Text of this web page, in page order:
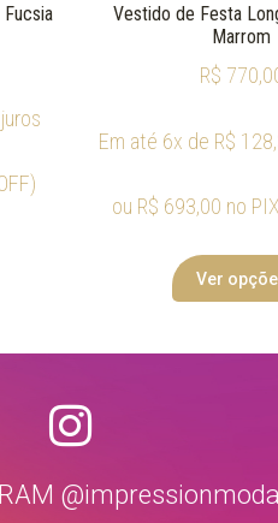
Vestido de Festa
Marrom
R$
Em até 6x de R$
ou R$ 693,00 no
Ver